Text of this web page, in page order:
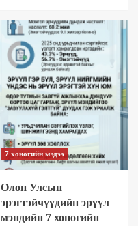
7 хоногийн мэдээ
Олон Улсын
эрэгтэйчүүдийн эрүүл
мэндийн 7 хоногийн